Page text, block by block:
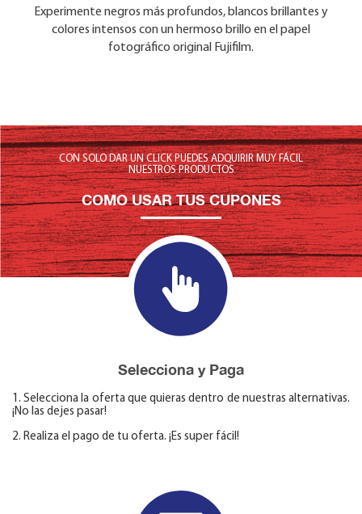
Disfrute de colores vibrantes en el papel fotográfico
original Fujifilm, sin el brillo. La reproducción del color es
precisa y de aspecto natural.
Experimente negros más profundos, blancos brillantes y
colores intensos con un hermoso brillo en el papel
fotográfico original Fujifilm.
CON SOLO DAR UN CLICK PUEDES ADQUIRIR MUY FÁCIL
NUESTROS PRODUCTOS
COMO USAR TUS CUPONES
Selecciona y Paga
1. Selecciona la oferta que quieras dentro de nuestras alternativas.
¡No las dejes pasar!
2. Realiza el pago de tu oferta. ¡Es super fácil!